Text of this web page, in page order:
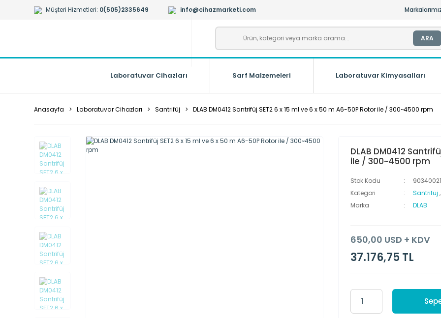
Müşteri Hizmetleri: 0(505)2335649 info@cihazmarketi.com
ARA
Laboratuvar Cihazları Sarf Malzemeleri Laboratuvar Kimyasalları
Anasayfa Laboratuvar Cihazları Santrifüj DLAB DM0412 Santrifüj SET2 6 x 15 ml ve 6 x 50 m A6-50P Rotor ile / 300~4500 rpm
DLAB DM0412
ile / 300~4500 rpm
Stok Kodu
Kategori
Santrifüj
Marka
DLAB
650,00 USD + KDV
37.176,75 TL